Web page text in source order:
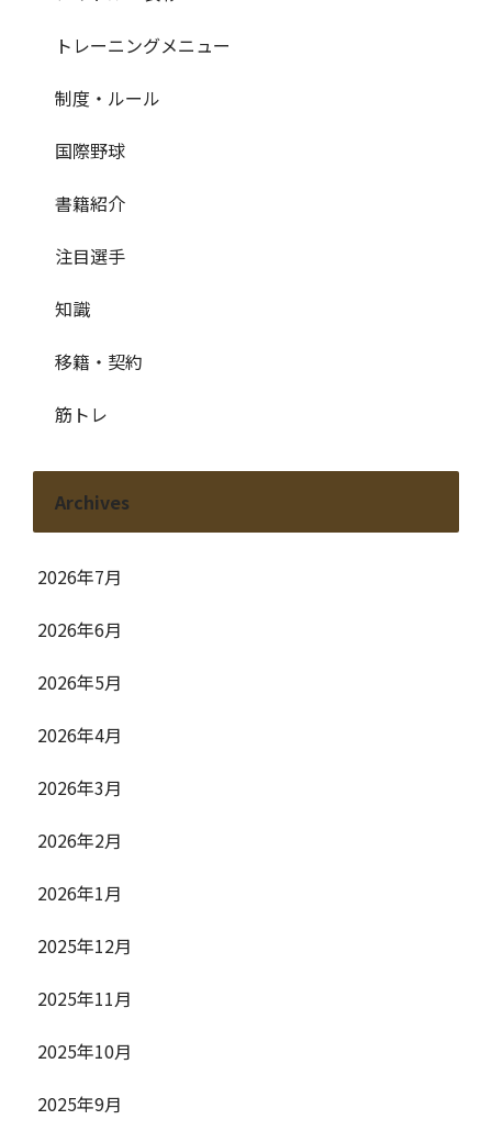
トレーニングメニュー
制度・ルール
国際野球
書籍紹介
注目選手
知識
移籍・契約
筋トレ
Archives
2026年7月
2026年6月
2026年5月
2026年4月
2026年3月
2026年2月
2026年1月
2025年12月
2025年11月
2025年10月
2025年9月